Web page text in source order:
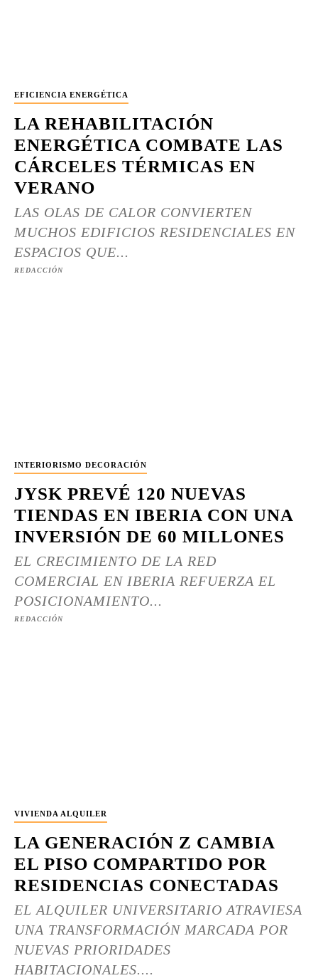
EFICIENCIA ENERGÉTICA
LA REHABILITACIÓN
ENERGÉTICA COMBATE LAS
CÁRCELES TÉRMICAS EN
VERANO
LAS OLAS DE CALOR CONVIERTEN
MUCHOS EDIFICIOS RESIDENCIALES EN
ESPACIOS QUE...
REDACCIÓN
INTERIORISMO DECORACIÓN
JYSK PREVÉ 120 NUEVAS
TIENDAS EN IBERIA CON UNA
INVERSIÓN DE 60 MILLONES
EL CRECIMIENTO DE LA RED
COMERCIAL EN IBERIA REFUERZA EL
POSICIONAMIENTO...
REDACCIÓN
VIVIENDA ALQUILER
LA GENERACIÓN Z CAMBIA
EL PISO COMPARTIDO POR
RESIDENCIAS CONECTADAS
EL ALQUILER UNIVERSITARIO ATRAVIESA
UNA TRANSFORMACIÓN MARCADA POR
NUEVAS PRIORIDADES
HABITACIONALES....